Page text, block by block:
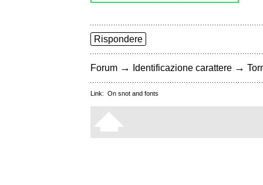
Rispondere
Forum → Identificazione carattere →
Link: On snot and fonts